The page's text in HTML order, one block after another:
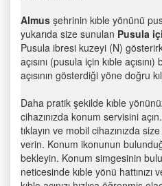
Almus şehrinin kıble yönünü
yukarıda size sunulan Pusula
Pusula ibresi kuzeyi (N)
açısını (pusula için kıble
açısının gösterdiği yöne doğru
Daha pratik şekilde kıble
cihazınızda konum servisini
tıklayın ve mobil cihazınızda
verin. Konum ikonunun
bekleyin. Konum simgesinin
neticesinde kıble yönü